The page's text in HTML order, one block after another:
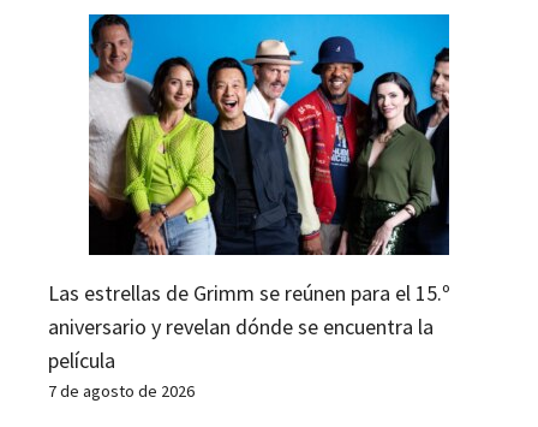
Las estrellas de Grimm se reúnen para el 15.º
aniversario y revelan dónde se encuentra la
película
7 de agosto de 2026